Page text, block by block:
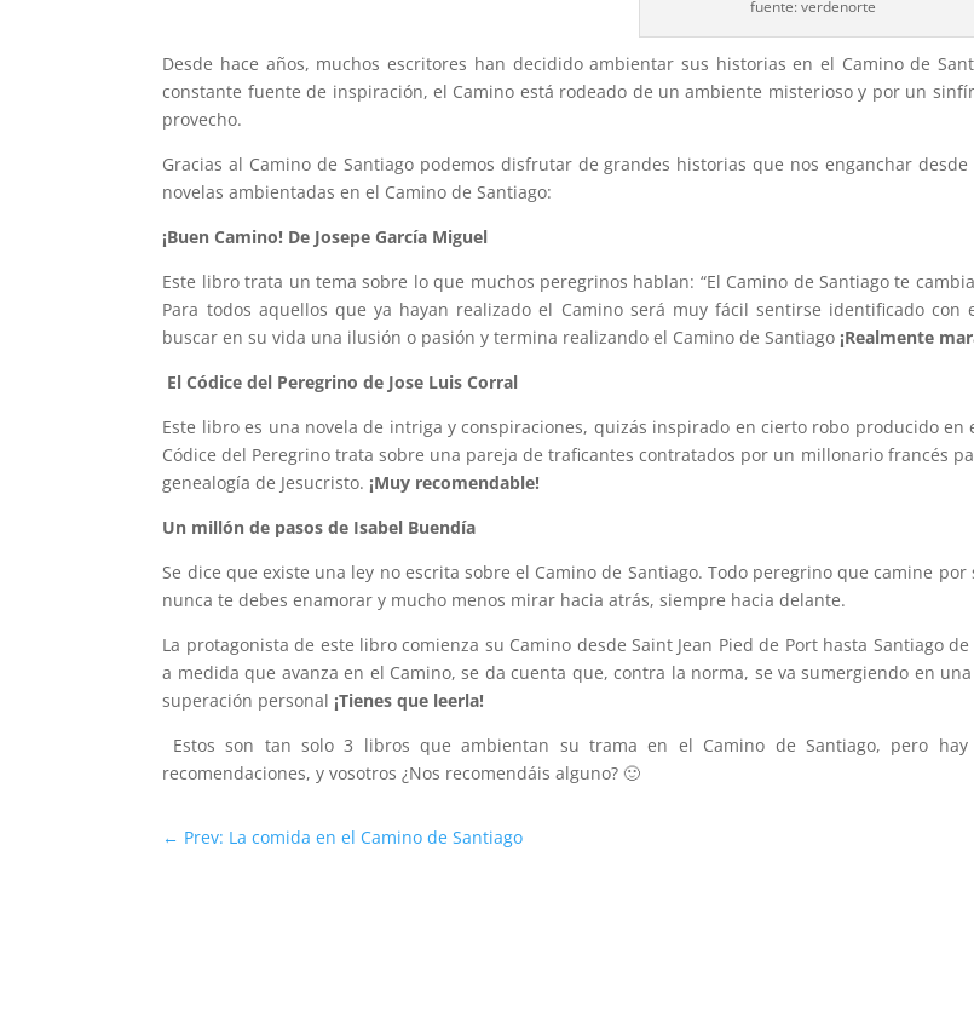
fuente: verdenorte
Desde hace años, muchos escritores han decidido ambientar sus historias en el Camino de
constante fuente de inspiración, el Camino está rodeado de un ambiente misterioso y por un
provecho.
Gracias al Camino de Santiago podemos disfrutar de grandes historias que nos enganchar
novelas ambientadas en el Camino de Santiago:
¡Buen Camino! De Josepe García Miguel
Este libro trata un tema sobre lo que muchos peregrinos hablan: “El Camino de Santiago te
Para todos aquellos que ya hayan realizado el Camino será muy fácil sentirse identificado
buscar en su vida una ilusión o pasión y termina realizando el Camino de Santiago ¡Realmente
El Códice del Peregrino de Jose Luis Corral
Este libro es una novela de intriga y conspiraciones, quizás inspirado en cierto robo producido
Códice del Peregrino trata sobre una pareja de traficantes contratados por un millonario francés
genealogía de Jesucristo. ¡Muy recomendable!
Un millón de pasos de Isabel Buendía
Se dice que existe una ley no escrita sobre el Camino de Santiago. Todo peregrino que camine
nunca te debes enamorar y mucho menos mirar hacia atrás, siempre hacia delante.
La protagonista de este libro comienza su Camino desde Saint Jean Pied de Port hasta Santiago
a medida que avanza en el Camino, se da cuenta que, contra la norma, se va sumergiendo en
superación personal ¡Tienes que leerla!
Estos son tan solo 3 libros que ambientan su trama en el Camino de Santiago, pero
recomendaciones, y vosotros ¿Nos recomendáis alguno? 🙂
← Prev: La comida en el Camino de Santiago